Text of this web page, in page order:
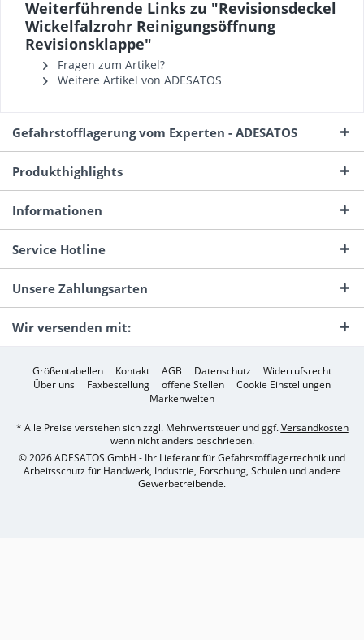
Weiterführende Links zu "Revisionsdeckel
Wickelfalzrohr Reinigungsöffnung
Revisionsklappe"
Fragen zum Artikel?
Weitere Artikel von ADESATOS
Gefahrstofflagerung vom Experten - ADESATOS
Produkthighlights
Informationen
Service Hotline
Unsere Zahlungsarten
Wir versenden mit:
Größentabellen Kontakt AGB Datenschutz
Widerrufsrecht
Über uns
Faxbestellung offene Stellen
Cookie Einstellungen
Markenwelten
* Alle Preise verstehen sich zzgl. Mehrwertsteuer und ggf.Versandkosten
wenn nicht anders beschrieben.
© 2026 ADESATOS GmbH - Ihr Lieferant für Gefahrstofflagertechnik und
Arbeitsschutz für Handwerk, Industrie, Forschung, Schulen und andere
Gewerbetreibende.